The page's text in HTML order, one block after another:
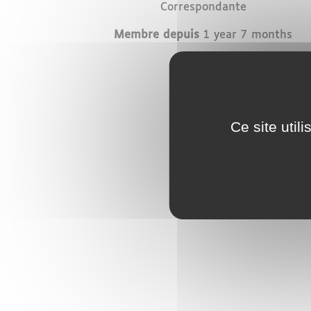
Correspondante
Membre depuis 1 year 7 months
Ce site